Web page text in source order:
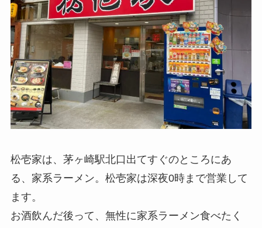
松壱家は、茅ヶ崎駅北口出てすぐのところにあ
る、家系ラーメン。松壱家は深夜0時まで営業して
ます。
お酒飲んだ後って、無性に家系ラーメン食べたく